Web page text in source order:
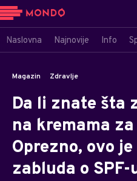
Naslovna Najnovije Info
Magazin Zdravlje
Da li znate šta
na kremama
Oprezno, ovo
zabluda o SPF-